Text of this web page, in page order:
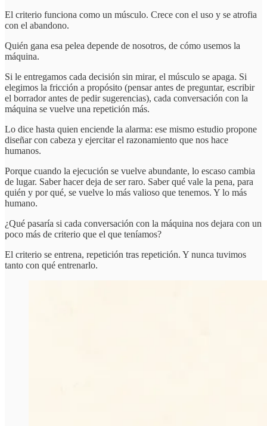
El criterio funciona como un músculo. Crece con el uso y se atrofia
con el abandono.
Quién gana esa pelea depende de nosotros, de cómo usemos la
máquina.
Si le entregamos cada decisión sin mirar, el músculo se apaga. Si
elegimos la fricción a propósito (pensar antes de preguntar, escribir
el borrador antes de pedir sugerencias), cada conversación con la
máquina se vuelve una repetición más.
Lo dice hasta quien enciende la alarma: ese mismo estudio propone
diseñar con cabeza y ejercitar el razonamiento que nos hace
humanos.
Porque cuando la ejecución se vuelve abundante, lo escaso cambia
de lugar. Saber hacer deja de ser raro. Saber qué vale la pena, para
quién y por qué, se vuelve lo más valioso que tenemos. Y lo más
humano.
¿Qué pasaría si cada conversación con la máquina nos dejara con un
poco más de criterio que el que teníamos?
El criterio se entrena, repetición tras repetición. Y nunca tuvimos
tanto con qué entrenarlo.